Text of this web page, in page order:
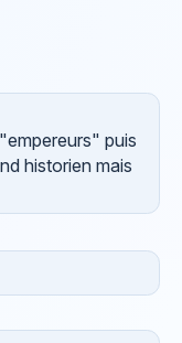
puis
historien mais